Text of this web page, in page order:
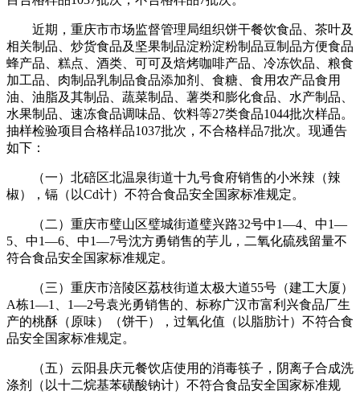
近期，重庆市市场监督管理局组织饼干餐饮食品、茶叶及
相关制品、炒货食品及坚果制品淀粉淀粉制品豆制品方便食品
蜂产品、糕点、酒类、可可及焙烤咖啡产品、冷冻饮品、粮食
加工品、肉制品乳制品食品添加剂、食糖、食用农产品食用
油、油脂及其制品、蔬菜制品、薯类和膨化食品、水产制品、
水果制品、速冻食品调味品、饮料等27类食品1044批次样品。
抽样检验项目合格样品1037批次，不合格样品7批次。现通告
如下：
（一）北碚区北温泉街道十九号食府销售的小米辣（辣
椒），镉（以Cd计）不符合食品安全国家标准规定。
（二）重庆市璧山区璧城街道璧兴路32号中1—4、中1—
5、中1—6、中1—7号沈方勇销售的芋儿，二氧化硫残留量不
符合食品安全国家标准规定。
（三）重庆市涪陵区荔枝街道太极大道55号（建工大厦）
A栋1—1、1—2号袁光勇销售的、标称广汉市富利兴食品厂生
产的桃酥（原味）（饼干），过氧化值（以脂肪计）不符合食
品安全国家标准规定。
（五）云阳县庆元餐饮店使用的消毒筷子，阴离子合成洗
涤剂（以十二烷基苯磺酸钠计）不符合食品安全国家标准规